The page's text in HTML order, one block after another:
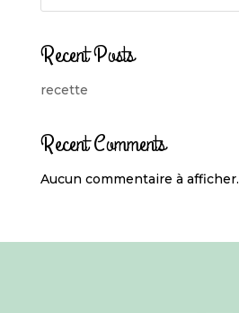
Recent Posts
recette
Recent Comments
Aucun commentaire à afficher.